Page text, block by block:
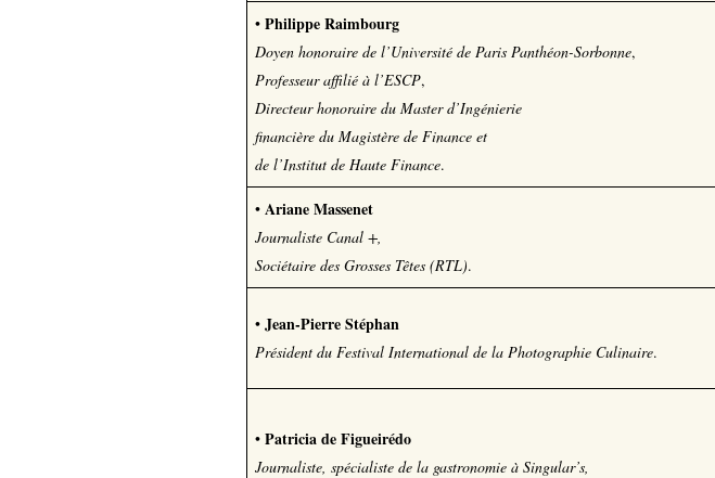
• Philippe Raimbourg
Doyen honoraire de l’Université de Paris Panthéon-Sorbonne,
Professeur affilié à l’ESCP,
Directeur honoraire du Master d’Ingénierie
financière du Magistère de Finance et
de l’Institut de Haute Finance.
• Ariane Massenet
Journaliste Canal +,
Sociétaire des Grosses Têtes (RTL).
• Jean-Pierre Stéphan
Président du Festival International de la Photographie Culinaire.
• Patricia de Figueirédo
Journaliste, spécialiste de la gastronomie à Singular’s,